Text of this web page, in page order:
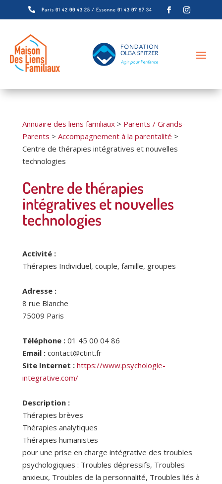
 Paris 01 42 00 43 25 / Essonne 01 43 07 97 34
Annuaire des liens familiaux> Parents / Grands-
Parents > Accompagnement à la parentalité >
Centre de thérapies intégratives et nouvelles
technologies
Centre de thérapies
intégratives et nouvelles
technologies
Activité :
Thérapies Individuel, couple, famille, groupes
Adresse :
8 rue Blanche
75009 Paris
Téléphone : 01 45 00 04 86
Email : contact@ctint.fr
Site Internet : https://www.psychologie-
integrative.com/
Description :
Thérapies brèves
Thérapies analytiques
Thérapies humanistes
pour une prise en charge intégrative des troubles
psychologiques : Troubles dépressifs, Troubles
anxieux, Troubles de la personnalité, Troubles liés à